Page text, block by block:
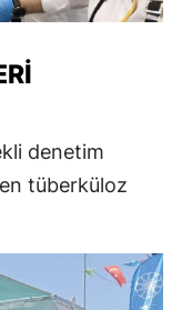
denetim
tüberküloz